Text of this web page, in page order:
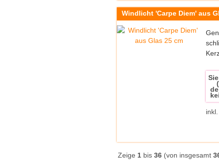
Windlicht 'Carpe Diem' aus
Zeige 1 bis 36 (von insgesamt